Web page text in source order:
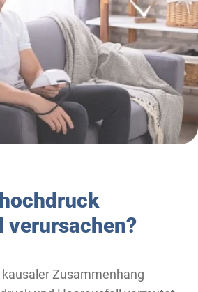
verursachen?
Zusammenhang